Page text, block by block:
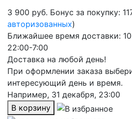
3 900 руб. Бонус за покупку:
авторизованных)
Ближайшее время доставки:
22:00-7:00
Доставка на любой день!
При оформлении заказа
интересующий день и время.
Например, 31 декабря, 23:00
В корзину